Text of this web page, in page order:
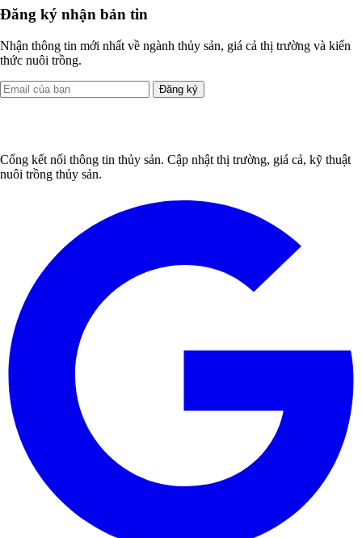
Đăng ký nhận bản tin
Nhận thông tin mới nhất về ngành thủy sản, giá cả thị trường và kiến
thức nuôi trồng.
Đăng ký
Cổng kết nối thông tin thủy sản. Cập nhật thị trường, giá cả, kỹ thuật
nuôi trồng thủy sản.